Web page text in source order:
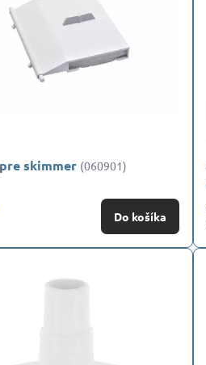
skimmer (060901)
Do košíka